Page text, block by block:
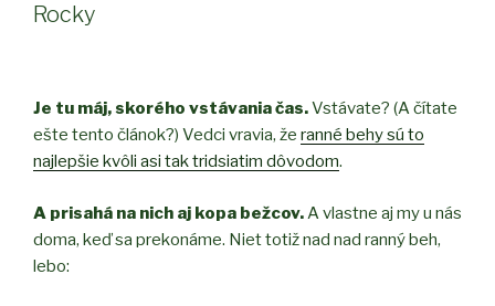
Rocky
Je tu máj, skorého vstávania čas.Vstávate? (A čítate
ešte tento článok?) Vedci vravia, že ranné behy sú to
najlepšie kvôli asi tak tridsiatim dôvodom.
A prisahá na nich aj kopa bežcov. A vlastne aj my u nás
doma, keď sa prekonáme. Niet totiž nad nad ranný beh,
lebo: